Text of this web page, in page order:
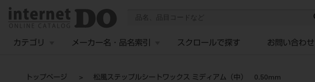
カテゴリ メーカー名・品名索引 スクロールで探す お問い合わせ
トップページ 松風ステップルシートワックス ミディアム（中） 0.50mm